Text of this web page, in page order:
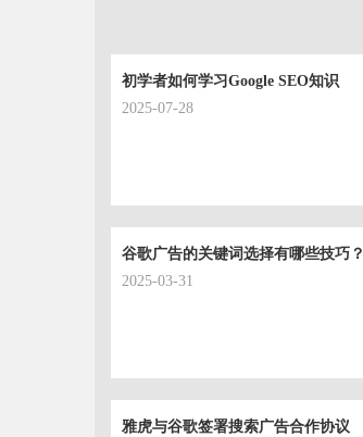
初学者如何学习Google SEO知识
2025-07-28
谷歌广告的关键词选择有哪些技巧？
2025-03-31
雅虎与谷歌签署搜索广告合作协议